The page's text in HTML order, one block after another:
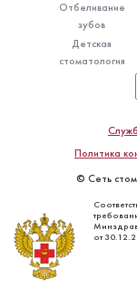
Отбеливание
зубов
Детская
стоматология
Политика
© Сеть
от